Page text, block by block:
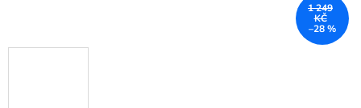
1 249
KČ
–28 %